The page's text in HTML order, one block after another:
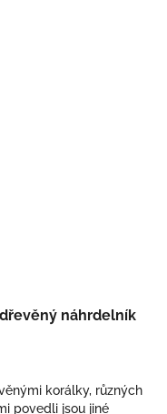
náhrdelník
korálky, různých
povedli jsou jiné